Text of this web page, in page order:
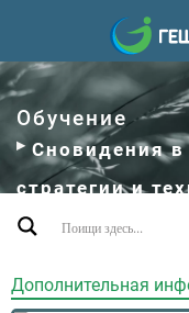
Обучение
Сновидения в
стратегии и
Дополнительная